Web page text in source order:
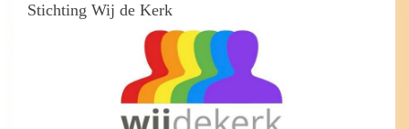
Stichting Wij de Kerk